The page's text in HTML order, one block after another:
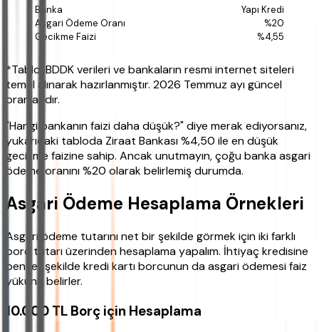
Yapı Kredi
%20
%4,55
*Tablo, BDDK verileri ve bankaların resmi internet siteleri
temel alınarak hazırlanmıştır. 2026 Temmuz ayı güncel
oranlarıdır.
"Hangi bankanın faizi daha düşük?" diye merak ediyorsanız,
yukarıdaki tabloda Ziraat Bankası %4,50 ile en düşük
gecikme faizine sahip. Ancak unutmayın, çoğu banka asgari
ödeme oranını %20 olarak belirlemiş durumda.
Asgari Ödeme Hesaplama Örnekleri
Asgari ödeme tutarını net bir şekilde görmek için iki farklı
borç tutarı üzerinden hesaplama yapalım. İhtiyaç kredisine
benzer şekilde kredi kartı borcunun da asgari ödemesi faiz
yükünü belirler.
10.000 TL Borç için Hesaplama